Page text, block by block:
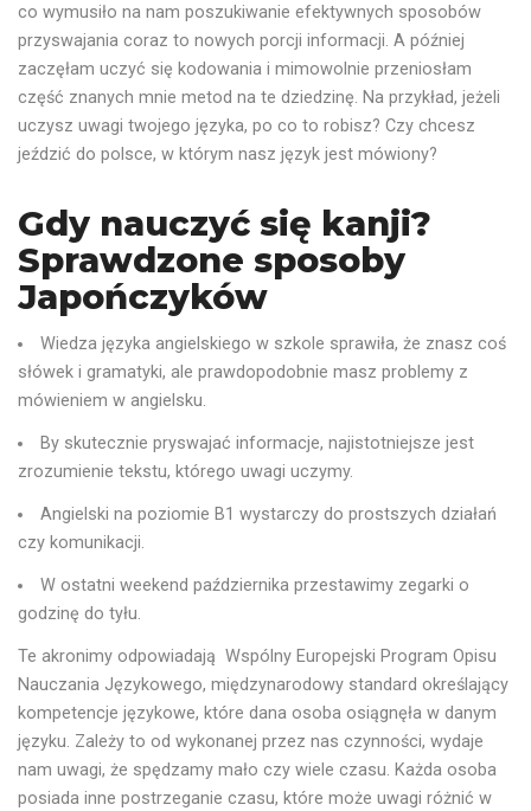
co wymusiło na nam poszukiwanie efektywnych sposobów
przyswajania coraz to nowych porcji informacji. A później
zaczęłam uczyć się kodowania i mimowolnie przeniosłam
część znanych mnie metod na te dziedzinę. Na przykład, jeżeli
uczysz uwagi twojego języka, po co to robisz? Czy chcesz
jeździć do polsce, w którym nasz język jest mówiony?
Gdy nauczyć się kanji?
Sprawdzone sposoby
Japończyków
Wiedza języka angielskiego w szkole sprawiła, że znasz coś
słówek i gramatyki, ale prawdopodobnie masz problemy z
mówieniem w angielsku.
By skutecznie pryswajać informacje, najistotniejsze jest
zrozumienie tekstu, którego uwagi uczymy.
Angielski na poziomie B1 wystarczy do prostszych działań
czy komunikacji.
W ostatni weekend października przestawimy zegarki o
godzinę do tyłu.
Te akronimy odpowiadają Wspólny Europejski Program Opisu
Nauczania Językowego, międzynarodowy standard określający
kompetencje językowe, które dana osoba osiągnęła w danym
języku. Zależy to od wykonanej przez nas czynności, wydaje
nam uwagi, że spędzamy mało czy wiele czasu. Każda osoba
posiada inne postrzeganie czasu, które może uwagi różnić w